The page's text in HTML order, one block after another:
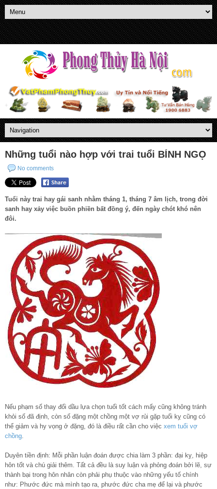
Những tuổi nào hợp với trai tuổi BÍNH NGỌ
No comments
Tuổi này trai hay gái sanh nhằm tháng 1, tháng 7 âm lịch, trong đời
sanh hay xảy việc buồn phiền bất đồng ý, đến ngày chót khó nên
đôi.
Nếu phạm số thay đổi dầu lựa chọn tuổi tốt cách mấy cũng không tránh
khỏi số đã định, còn số đặng một chồng một vợ rủi gặp tuổi kỵ cũng có
thể giảm và hy vọng ở đặng, đó là điều rất cần cho việc xem tuổi vợ
chồng.
Duyên tiền định: Mỗi phần luận đoán được chia làm 3 phần: đại kỵ, hiệp
hôn tốt và chú giải thêm. Tất cả đều là suy luận và phỏng đoán bởi lẽ, sự
thành bại trong hôn nhân còn phải phụ thuộc vào những yếu tố chính
như: Phước đức mà mình tạo ra, phước đức cha mẹ để lại và phước